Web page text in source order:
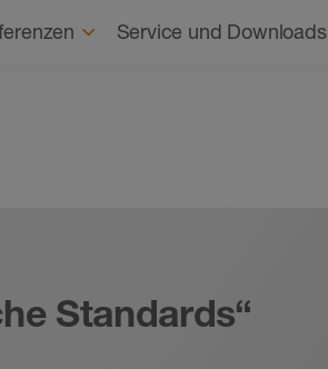
Nachhaltigkeit Aktuelles
Service und Downloads
Standards“